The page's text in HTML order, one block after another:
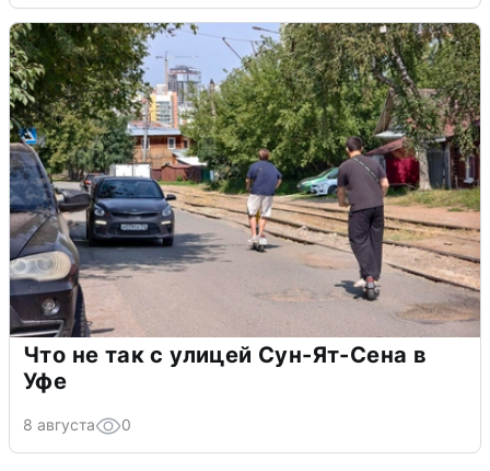
Что не так с улицей Сун-Ят-Сена в
Уфе
8 августа 0